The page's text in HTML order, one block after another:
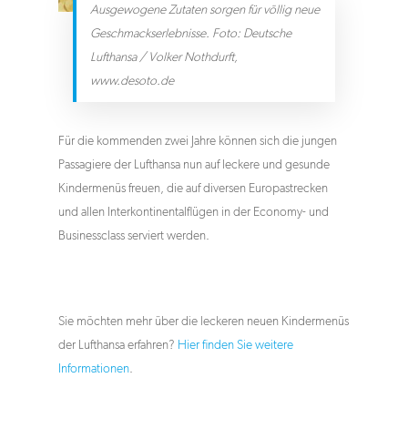
Ausgewogene Zutaten sorgen für völlig neue
Geschmackserlebnisse. Foto: Deutsche
Lufthansa / Volker Nothdurft,
www.desoto.de
Für die kommenden zwei Jahre können sich die jungen
Passagiere der Lufthansa nun auf leckere und gesunde
Kindermenüs freuen, die auf diversen Europastrecken
und allen Interkontinentalflügen in der Economy- und
Businessclass serviert werden.
Sie möchten mehr über die leckeren neuen Kindermenüs
der Lufthansa erfahren? Hier finden Sie weitere
Informationen.